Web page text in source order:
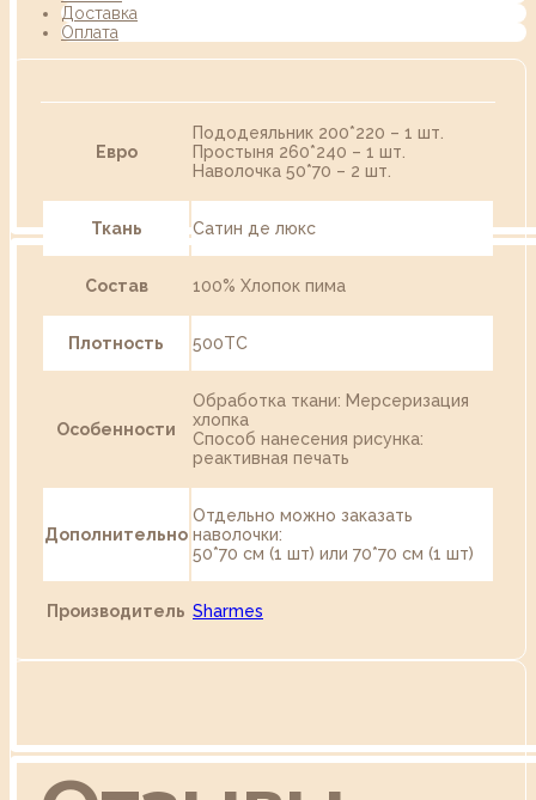
Доставка
Оплата
Евро
Пододеяльник 200*220 – 1 шт.
Простыня 260*240 – 1 шт.
Наволочка 50*70 – 2 шт.
Ткань Сатин де люкс
Состав 100% Хлопок пима
Плотность 500ТС
Особенности
Обработка ткани: Мерсеризация
хлопка
Способ нанесения рисунка:
реактивная печать
Дополнительно
Отдельно можно заказать
наволочки:
50*70 см (1 шт) или 70*70 см (1 шт)
Производитель Sharmes